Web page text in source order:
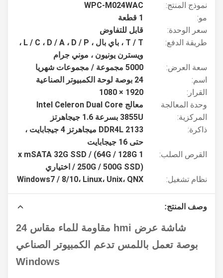
نموذج المنتج:
WPC-M024WAC
سعر الوحدة:
قابل للتفاوض
طريقة الدفع:
T / T ، باي بال ، L / C ، D / A ، D / P ،
ويسترن يونيون ، موني جرام
سعة العرض:
5000 مجموعة / مجموعات شهريا
القرار:
1920 × 1080
وحدة المعالجة
المركزية:
معالج Intel Celeron Dual Core
3855U بسرعة 1.6 جيجاهرتز
ذاكرة:
DDR4L 2133 ميجاهرتز 4 جيجابايت ،
القرص الصلب:
1 x mSATA 32G SSD / (64G / 128G
/ 250G / 500G SSD) اختياري
نظام تشغيل:
Windows7 / 8/10، Linux، Unix، QNX
وصف المنتج:
شاشة عرض hmi مقاومة للماء مقاس 24
بوصة تعمل باللمس تدعم الكمبيوتر الصناعي
Windows